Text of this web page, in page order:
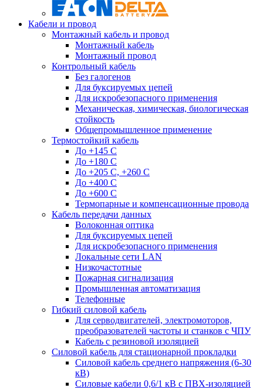
Кабели и провод
Монтажный кабель и провод
Монтажный кабель
Монтажный провод
Контрольный кабель
Без галогенов
Для буксируемых цепей
Для искробезопасного применения
Механическая, химическая, биологическая
стойкость
Общепромышленное применение
Термостойкий кабель
До +145 С
До +180 C
До +205 С, +260 С
До +400 C
До +600 С
Термопарные и компенсационные провода
Кабель передачи данных
Волоконная оптика
Для буксируемых цепей
Для искробезопасного применения
Локальные сети LAN
Низкочастотные
Пожарная сигнализация
Промышленная автоматизация
Телефонные
Гибкий силовой кабель
Для серводвигателей, электромоторов,
преобразователей частоты и станков с ЧПУ
Кабель с резиновой изоляцией
Силовой кабель для стационарной прокладки
Силовой кабель среднего напряжения (6-30
кВ)
Силовые кабели 0,6/1 кВ с ПВХ-изоляцией